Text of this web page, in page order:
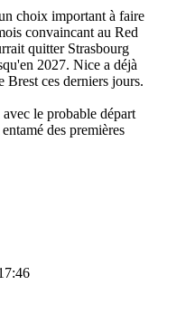
choix important à faire
convaincant au Red
quitter Strasbourg
2027. Nice a déjà
Brest ces derniers jours.
le probable départ
des premières